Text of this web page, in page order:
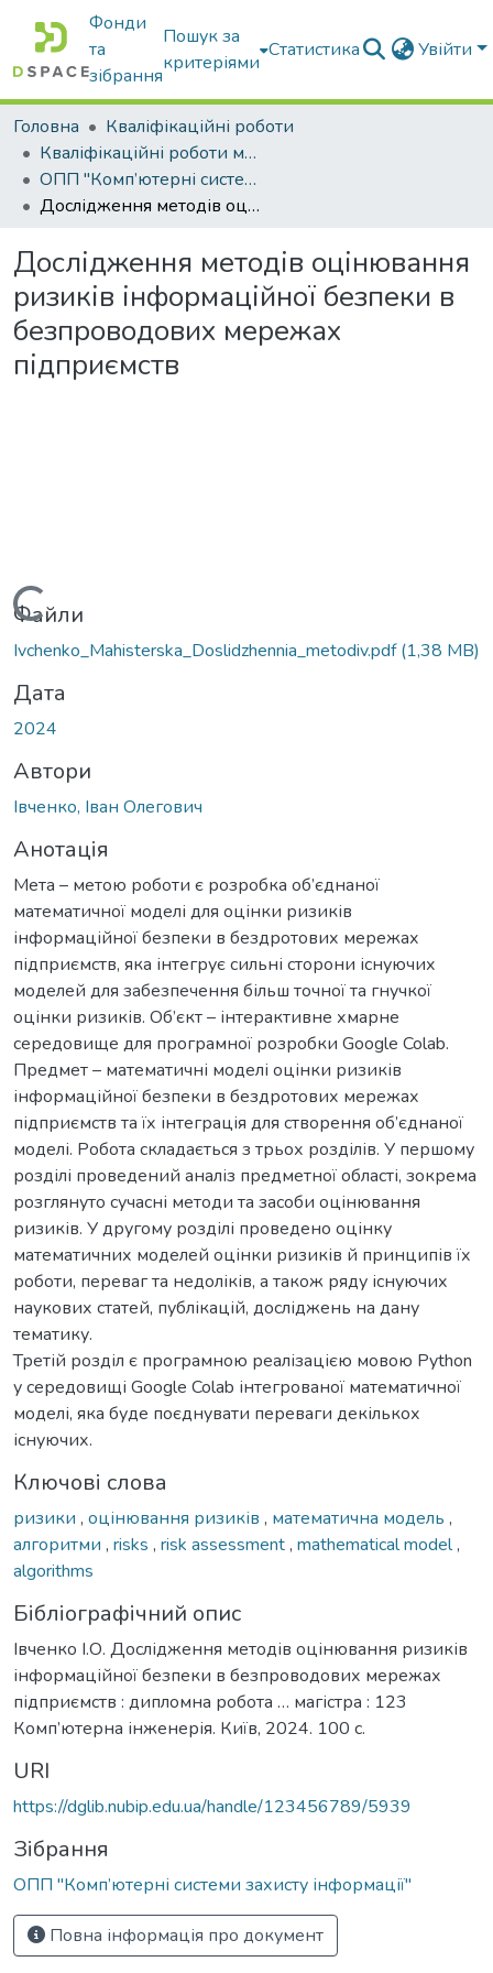
Фонди
та
зібрання
Пошук за
критеріями
Статистика Увійти
Головна
Кваліфікаційні роботи
Кваліфікаційні роботи магістрів
ОПП "Комп’ютерні системи захисту інформації"
Дослідження методів оцінювання ризиків інформаційної безпеки в безпроводових мережах підприємств
Дослідження методів оцінювання
ризиків інформаційної безпеки в
безпроводових мережах
підприємств
Вантажиться...
Файли
Ivchenko_Mahisterska_Doslidzhennia_metodiv.pdf(1,38 MB)
Дата
2024
Автори
Івченко, Іван Олегович
Анотація
Мета – метою роботи є розробка об’єднаної
математичної моделі для оцінки ризиків
інформаційної безпеки в бездротових мережах
підприємств, яка інтегрує сильні сторони існуючих
моделей для забезпечення більш точної та гнучкої
оцінки ризиків. Об’єкт – інтерактивне хмарне
середовище для програмної розробки Google Colab.
Предмет – математичні моделі оцінки ризиків
інформаційної безпеки в бездротових мережах
підприємств та їх інтеграція для створення об’єднаної
моделі. Робота складається з трьох розділів. У першому
розділі проведений аналіз предметної області, зокрема
розглянуто сучасні методи та засоби оцінювання
ризиків. У другому розділі проведено оцінку
математичних моделей оцінки ризиків й принципів їх
роботи, переваг та недоліків, а також ряду існуючих
наукових статей, публікацій, досліджень на дану
тематику.
Третій розділ є програмною реалізацією мовою Python
у середовищі Google Colab інтегрованої математичної
моделі, яка буде поєднувати переваги декількох
існуючих.
Ключові слова
ризики , оцінювання ризиків , математична модель ,
алгоритми , risks , risk assessment, mathematical model,
algorithms
Бібліографічний опис
Івченко І.О. Дослідження методів оцінювання ризиків
інформаційної безпеки в безпроводових мережах
підприємств : дипломна робота … магістра : 123
Комп’ютерна інженерія. Київ, 2024. 100 с.
URI
https://dglib.nubip.edu.ua/handle/123456789/5939
Зібрання
ОПП "Комп’ютерні системи захисту інформації"
Повна інформація про документ